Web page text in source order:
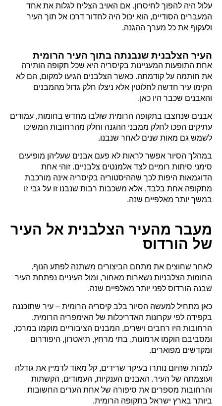
עלול היה להפוך לחיסרון. אם האויב הצליח לגלות את אחד
המעברים הסודיים, הוא יכול היה לחדור דרכו אל תוך העיר
ולעקוף את כל מערך ההגנה.
העיר הצלבנית שנבנתה בתוך העיר הרומית
אחת התופעות המעניינות בקיסריה היא שכל תקופה הותירה
את חותמה על קודמתה. כאשר הצלבנים הגיעו למקום, הם לא
הקימו עיר חדשה לחלוטין אלא ניצלו חלק גדול מהמבנים
והאבנים שכבר היו כאן.
אבנים שנחצבו בתקופה הרומית שולבו מחדש בחומות, עמודים
עתיקים הפכו לחלק ממבני ההגנה וחלק מהרחובות המשיכו
לשמש גם מאות שנים לאחר שנבנו.
במהלך הסיור אפשר לראות לא פעם אבנים שעליהן מופיעים
סימני סיתות רומיים לצד אלמנטים צלבניים. זוהי אחת
הדוגמאות היפות לכך שההיסטוריה בקיסריה אינה מורכבת
מתקופה אחת בלבד, אלא משכבות רבות שנבנו זו על גבי זו
במשך יותר מאלפיים שנה.
מעבר מהעיר הצלבנית אל העיר
של הורדוס
לאחר שחוצים את מתחם הביצורים משתנה לפתע הנוף.
החומות הצלבניות נשארות מאחור, ומול העיניים נפתחת העיר
שבנה הורדוס לפני יותר מאלפיים שנה.
כאן מתחיל למעשה הסיור בלב קיסריה הרומית – עיר שתוכננה
בקפידה לפי עקרונות האדריכלות של האימפריה הרומית.
הרחובות היו רחבים וישרים, המבנים הציבוריים מוקמו במרכז,
ומסביבם הוקמו ארמונות, בתי מרחץ, תיאטרון, היפודרום
ומקדשים מפוארים.
למרות שהיום נותרו בעיקר שרידים, קל מאוד לדמיין את גודלה
ועוצמתה של העיר. האבנים הענקיות, העמודים, הקשתות
והרחובות מספרים את סיפורה של אחת הערים החשובות
ביותר בארץ ישראל בתקופה הרומית.